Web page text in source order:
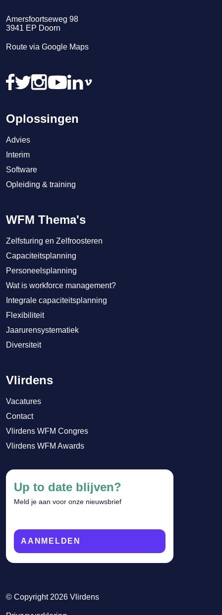
Amersfoortseweg 98
3941 EP Doorn
Route via Google Maps
Oplossingen
Advies
Interim
Software
Opleiding & training
WFM Thema's
Zelfsturing en Zelfroosteren
Capaciteitsplanning
Personeelsplanning
Wat is workforce management?
Integrale capaciteitsplanning
Flexibiliteit
Jaarurensystematiek
Diversiteit
Vlirdens
Vacatures
Contact
Vlirdens WFM Congres
Vlirdens WFM Awards
Up to date blijven?
Meld je aan voor onze nieuwsbrief
AANMELDEN
© Copyright 2026 Vlirdens